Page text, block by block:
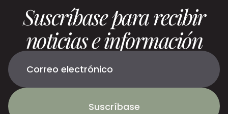
Suscríbase para recibir
noticias e información
Suscríbase